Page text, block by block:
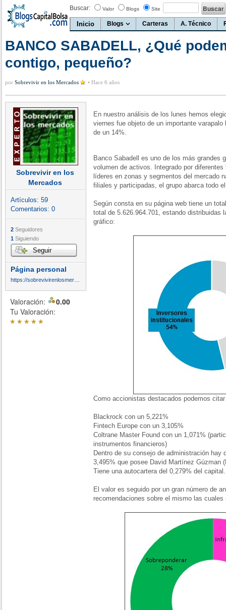
Buscar: Valor Blogs Site
Inicio Blogs Carteras A. Técnico
BANCO SABADELL, ¿Qué
contigo, pequeño?
por Sobrevivir en los Mercados • Hace 6 años
Sobrevivir en los
Mercados
Artículos: 59
Comentarios: 0
2 Seguidores
1 Siguiendo
Seguir
Página personal
Valoración:
0.00
Tu Valoración:
*****
En nuestro análisis de los lunes hemos
viernes fue objeto de un importante
de un 14%.
Banco Sabadell es uno de los más grandes
volumen de activos. Integrado por
líderes en zonas y segmentos del mercado
filiales y participadas, el grupo abarca todo
Según consta en su página web tiene un
total de 5.626.964.701, estando distribuidas
gráfico:
Como accionistas destacados podemos
Blackrock con un 5,221%
Fintech Europe con un 3,105%
Coltrane Master Found con un 1,071%
instrumentos financieros)
Dentro de su consejo de administración hay
3,495% que posee David Martínez Gúzman
Tiene una autocartera del 0,279% del capital.
El valor es seguido por un gran número de
recomendaciones sobre el mismo las cuales